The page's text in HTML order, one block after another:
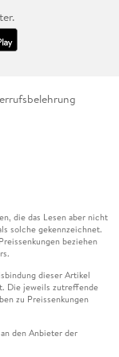
die das Lesen aber nicht
solche gekennzeichnet.
beziehen
dieser Artikel
Die jeweils zutreffende
zu Preissenkungen
den Anbieter der